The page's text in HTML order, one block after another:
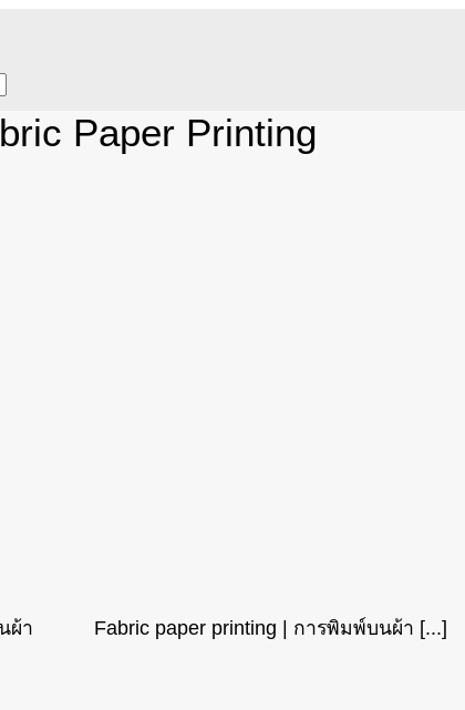
Paper Printing
นผ้า Fabric paper printing | การพิมพ์บนผ้า [...]